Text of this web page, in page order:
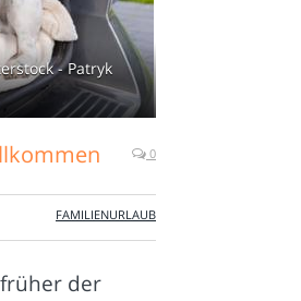
- Patryk
0
FAMILIENURLAUB
der